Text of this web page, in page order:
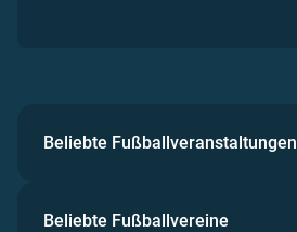
Beliebte Fußballveranstaltungen
Beliebte Fußballvereine